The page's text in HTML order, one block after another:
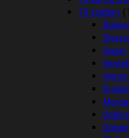
Til stalden
Hager